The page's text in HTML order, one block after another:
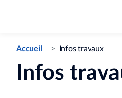
Accueil Infos travaux
Infos